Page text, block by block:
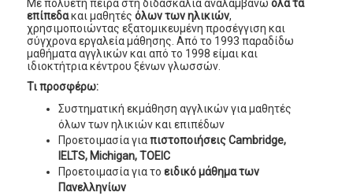
Με πολυετή πείρα στη διδασκαλία αναλαμβάνωόλα τα
επίπεδακαι μαθητέςόλων των ηλικιών,
χρησιμοποιώντας εξατομικευμένη προσέγγιση και
σύγχρονα εργαλεία μάθησης. Από το 1993 παραδίδω
μαθήματα αγγλικών και από το 1998 είμαι και
ιδιοκτήτρια κέντρου ξένων γλωσσών.
Τι προσφέρω:
Συστηματική εκμάθηση αγγλικών για μαθητές
όλων των ηλικιών και επιπέδων
Προετοιμασία γιαπιστοποιήσεις Cambridge,
IELTS, Michigan, TOEIC
Προετοιμασία για τοειδικό μάθημα των
Πανελληνίων